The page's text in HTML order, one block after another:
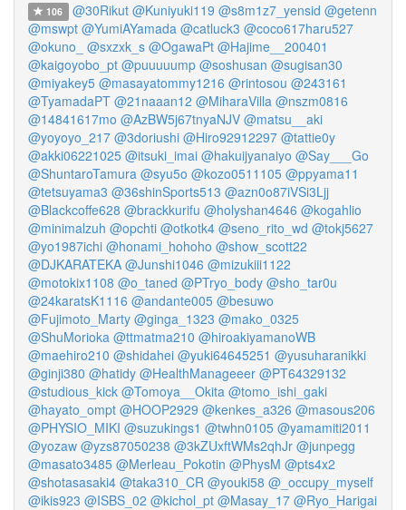
106 @30Rikut @Kuniyuki119 @s8m1z7_yensid @getenn
@mswpt @YumiAYamada @catluck3 @coco617haru527
@okuno_
@sxzxk_s @OgawaPt @Hajime__200401
@kaigoyobo_pt @puuuuump @soshusan @sugisan30
@miyakey5 @masayatommy1216 @rintosou @243161
@TyamadaPT @21naaan12 @MiharaVilla @nszm0816
@14841617mo @AzBW5j67tnyaNJV @matsu__aki
@yoyoyo_217 @3doriushi @Hiro92912297 @tattie0y
@akki06221025 @itsuki_imai @hakuijyanaiyo @Say___Go
@ShuntaroTamura @syu5o @kozo0511105 @ppyama11
@tetsuyama3 @36shinSports513 @azn0o87iVSi3Ljj
@Blackcoffe628 @brackkurifu @holyshan4646 @kogahlio
@minimalzuh @opchti @otkotk4 @seno_rito_wd @tokj5627
@yo1987ichi @honami_hohoho @show_scott22
@DJKARATEKA @Junshi1046 @mizukiii1122
@motokix1108 @o_taned @PTryo_body @sho_tar0u
@24karatsK1116 @andante005 @besuwo
@Fujimoto_Marty @ginga_1323 @mako_0325
@ShuMorioka @ttmatma210 @hiroakiyamanoWB
@maehiro210 @shidahei @yuki64645251 @yusuharanikki
@ginji380 @hatidy @HealthManageeer @PT64329132
@studious_kick @Tomoya__Okita @tomo_ishi_gaki
@hayato_ompt @HOOP2929 @kenkes_a326 @masous206
@PHYSIO_MIKI @suzukings1 @twhn0105 @yamamiti2011
@yozaw @yzs87050238 @3kZUxftWMs2qhJr @junpegg
@masato3485 @Merleau_Pokotin @PhysM @pts4x2
@shotasasaki4 @taka310_CR @youki58 @_occupy_myself
@ikis923 @ISBS_02 @kichol_pt @Masay_17 @Ryo_Harigai